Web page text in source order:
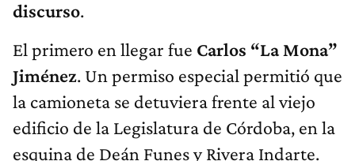
discurso.
El primero en llegar fue Carlos “La Mona”
Jiménez. Un permiso especial permitió que
la camioneta se detuviera frente al viejo
edificio de la Legislatura de Córdoba, en la
esquina de Deán Funes y Rivera Indarte.